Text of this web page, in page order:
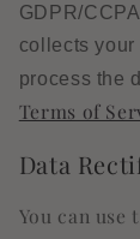
GDPR/
collects
process the
Terms of
Data
You can